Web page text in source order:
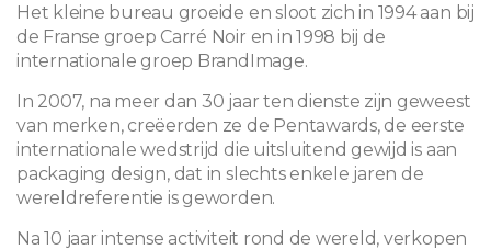
Het kleine bureau groeide en sloot zich in 1994 aan bij
de Franse groep Carré Noir en in 1998 bij de
internationale groep BrandImage.
In 2007, na meer dan 30 jaar ten dienste zijn geweest
van merken, creëerden ze de Pentawards, de eerste
internationale wedstrijd die uitsluitend gewijd is aan
packaging design, dat in slechts enkele jaren de
wereldreferentie is geworden.
Na 10 jaar intense activiteit rond de wereld, verkopen